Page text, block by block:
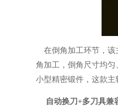
在倒角加工环节，该
角加工，倒角尺寸均
小型精密锻件，这款主
自动换刀+多刀具兼